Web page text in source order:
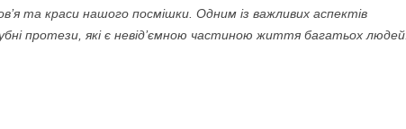
та краси нашого посмішки. Одним із важливих аспектів
протези, які є невід’ємною частиною життя багатьох людей.